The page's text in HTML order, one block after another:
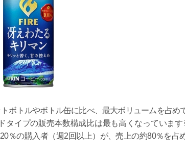
ボトルやボトル缶に比べ、最大ボリュームを占め
タイプの販売本数構成比は最も高くなっていま
％の購入者（週2回以上）が、売上の約80％を占